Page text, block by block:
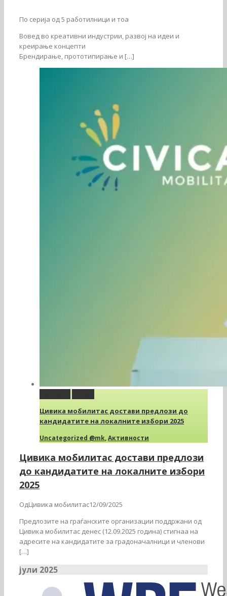
По серија од 5 работилници и тоа
Вовед во креативни индустрии, развој на идеи и
креирање концепти
Брендирање, прототипирање и […]
Цивика мобилитас достави предлози до
кандидатите на локалните избори 2025
Uncategorized @mk,Активности
Цивика мобилитас достави предлози
до кандидатите на локалните избори
2025
ОдЦивика мобилитас12/09/2025
Предлозите на граѓанските организации поддржани од
Цивика мобилитас денес (12.09.2025 година) стигнаа на
адресите на кандидатите за градоначалници и членови
[…]
јули 2025